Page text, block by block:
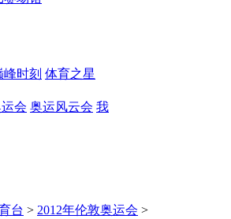
峰时刻 体育之星
会 奥运风云会 我
台 > 2012年伦敦奥运会 >